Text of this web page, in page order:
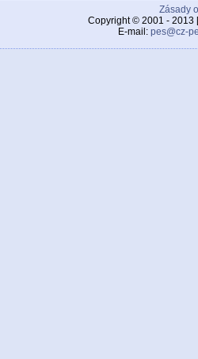
Zásady
Copyright © 2001 - 2013
E-mail: pes@cz-